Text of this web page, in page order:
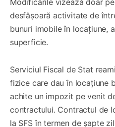
desfășoară activitate de
bunuri imobile în locațiune,
superficie.
Serviciul Fiscal de Stat
fizice care dau în locațiune
achite un impozit pe venit
contractului. Contractul de
la SFS în termen de șapte